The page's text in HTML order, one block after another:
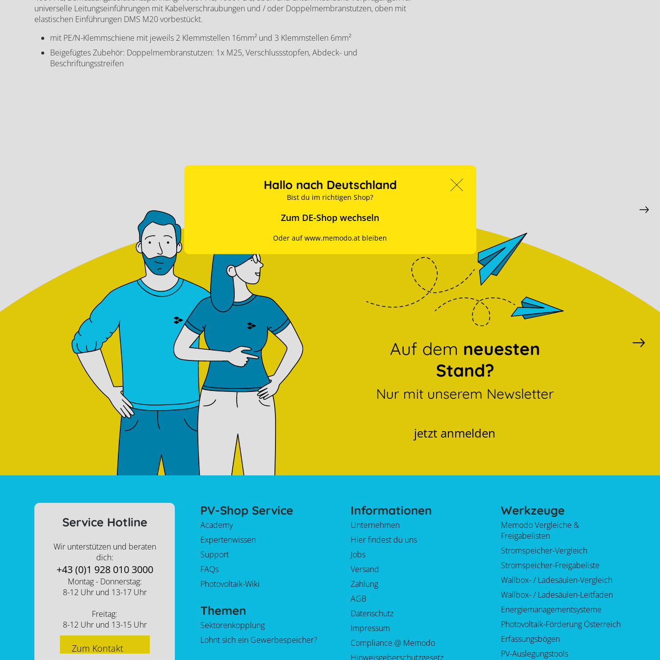
universelle Leitungseinführungen mit Kabelverschraubungen und / oder Doppelmembranstutzen, oben mit
elastischen Einführungen DMS M20 vorbestückt.
mit PE/N-Klemmschiene mit jeweils 2 Klemmstellen 16mm² und 3 Klemmstellen 6mm²
Beigefügtes Zubehör: Doppelmembranstutzen: 1x M25, Verschlussstopfen, Abdeck- und
Beschriftungsstreifen
Auf dem neuesten
Stand?
Nur mit unserem Newsletter
jetzt anmelden
Service Hotline
Wir unterstützen und beraten
dich:
+43 (0)1 928 010 3000
Montag - Donnerstag:
8-12 Uhr und 13-17 Uhr
Freitag:
8-12 Uhr und 13-15 Uhr
Zum Kontakt
PV-Shop Service
Academy
Expertenwissen
Support
FAQs
Photovoltaik-Wiki
Themen
Sektorenkopplung
Lohnt sich ein Gewerbespeicher?
Informationen
Unternehmen
Hier findest du uns
Jobs
Versand
Zahlung
AGB
Datenschutz
Impressum
Compliance @ Memodo
Hinweisgeberschutzgesetz
Werkzeuge
Memodo Vergleiche &
Freigabelisten
Stromspeicher-Vergleich
Stromspeicher-Freigabeliste
Wallbox- / Ladesäulen-Vergleich
Wallbox- / Ladesäulen-Leitfaden
Energiemanagementsysteme
Photovoltaik-Förderung Österreich
Erfassungsbögen
PV-Auslegungstools
Hallo nach Deutschland
Bist du im richtigen Shop?
Zum DE-Shop wechseln
Oder auf www.memodo.at bleiben